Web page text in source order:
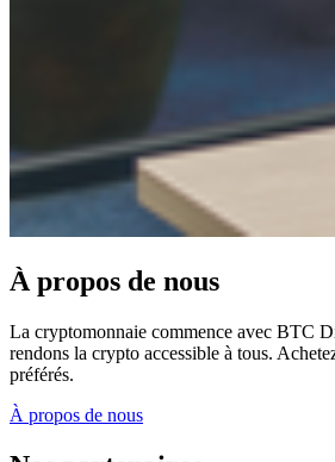
À propos de nous
La cryptomonnaie commence avec BTC
rendons la crypto accessible à tous.
préférés.
À propos de nous